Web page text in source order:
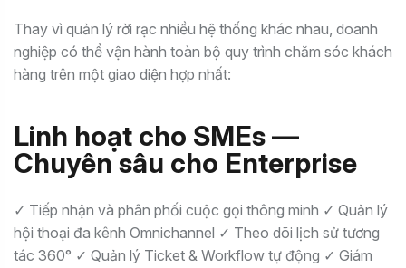
Thay vì quản lý rời rạc nhiều hệ thống khác nhau, doanh
nghiệp có thể vận hành toàn bộ quy trình chăm sóc khách
hàng trên một giao diện hợp nhất:
Linh hoạt cho SMEs —
Chuyên sâu cho Enterprise
✓ Tiếp nhận và phân phối cuộc gọi thông minh ✓ Quản lý
hội thoại đa kênh Omnichannel ✓ Theo dõi lịch sử tương
tác 360° ✓ Quản lý Ticket & Workflow tự động ✓ Giám